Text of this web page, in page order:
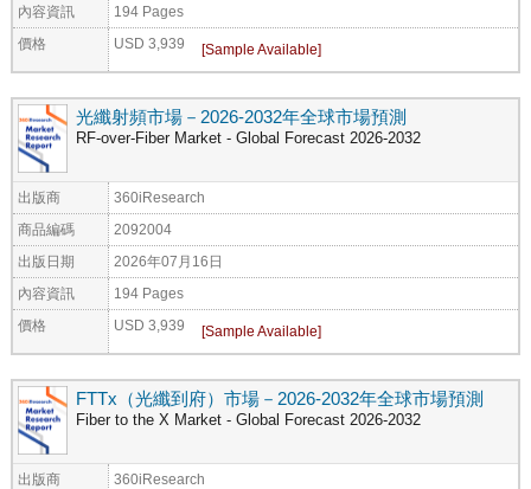
內容資訊 194 Pages
價格 USD 3,939
光纖射頻市場－2026-2032年全球市場預測
RF-over-Fiber Market - Global Forecast 2026-2032
出版商 360iResearch
商品編碼 2092004
出版日期 2026年07月16日
內容資訊 194 Pages
價格 USD 3,939
FTTx（光纖到府）市場－2026-2032年全球市場預測
Fiber to the X Market - Global Forecast 2026-2032
出版商 360iResearch